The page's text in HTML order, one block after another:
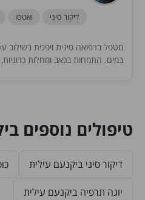
דיקור סיני ואטסו
מטפל ברפואה סינית ויפנית בשילוב
במים. התמחות בכאב ומחלות כרוניות, קרוב
טיפולים נוספים
דיקור סיני ביקנעם עילית
יוגה תרפיה ביקנעם עילית